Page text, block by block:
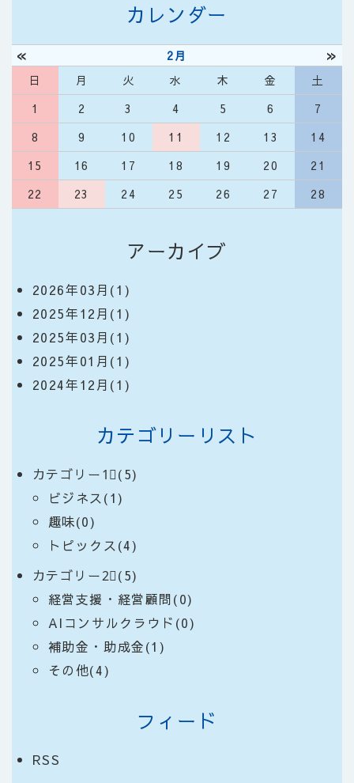
カレンダー
« 2月 »
日 月 火 水 木 金
土
1
2 3 4 5 6
7
8
9 10 11 12 13
14
15
16 17 18 19 20
21
22
23 24 25 26 27 28
アーカイブ
2026年03月(1)
2025年12月(1)
2025年03月(1)
2025年01月(1)
2024年12月(1)
カテゴリーリスト
カテゴリー1⃣(5)
ビジネス(1)
趣味(0)
トピックス(4)
カテゴリー2⃣(5)
経営支援・経営顧問(0)
AIコンサルクラウド(0)
補助金・助成金(1)
その他(4)
フィード
RSS